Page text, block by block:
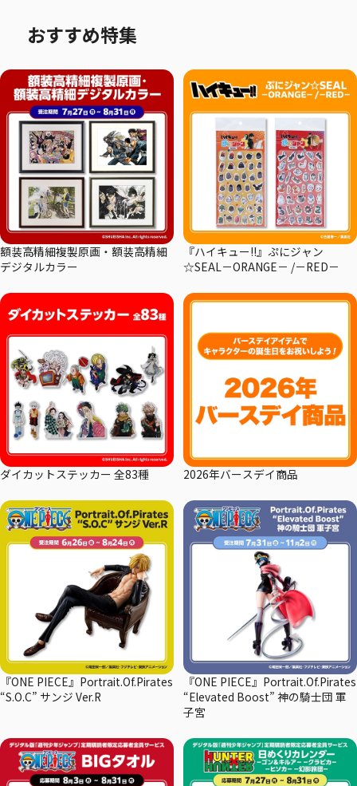
おすすめ特集
額装高精細複製原画・額装高精細
デジタルカラー
『ハイキュー!!』ぷにジャン
☆SEAL－ORANGE－ /－RED－
ダイカットステッカー 全83種 2026年バースデイ商品
『ONE PIECE』Portrait.Of.Pirates
“S.O.C” サンジ Ver.R
『ONE PIECE』Portrait.Of.Pirates
“Elevated Boost” 神の騎士団 軍
子宮